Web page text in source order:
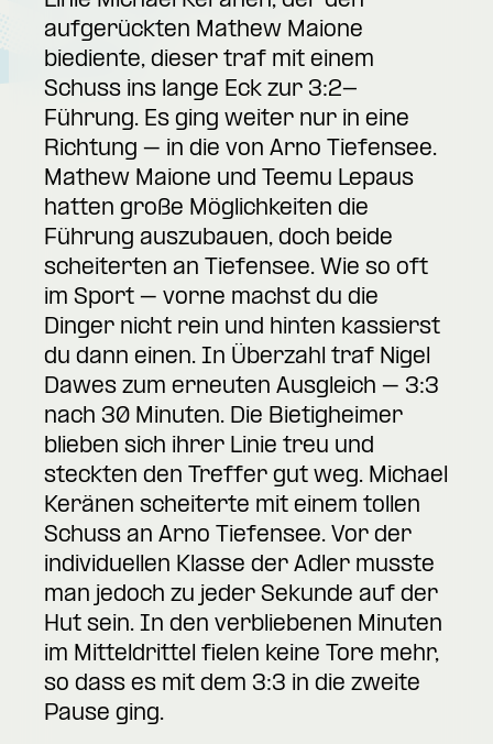
aufgerückten Mathew Maione
biediente, dieser traf mit einem
Schuss ins lange Eck zur 3:2-
Führung. Es ging weiter nur in eine
Richtung – in die von Arno Tiefensee.
Mathew Maione und Teemu Lepaus
hatten große Möglichkeiten die
Führung auszubauen, doch beide
scheiterten an Tiefensee. Wie so oft
im Sport – vorne machst du die
Dinger nicht rein und hinten kassierst
du dann einen. In Überzahl traf Nigel
Dawes zum erneuten Ausgleich – 3:3
nach 30 Minuten. Die Bietigheimer
blieben sich ihrer Linie treu und
steckten den Treffer gut weg. Michael
Keränen scheiterte mit einem tollen
Schuss an Arno Tiefensee. Vor der
individuellen Klasse der Adler musste
man jedoch zu jeder Sekunde auf der
Hut sein. In den verbliebenen Minuten
im Mitteldrittel fielen keine Tore mehr,
so dass es mit dem 3:3 in die zweite
Pause ging.